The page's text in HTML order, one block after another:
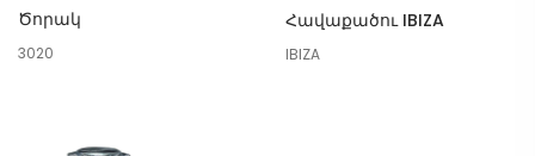
Ծորակ
3020
Հավաքածու IBIZA
IBIZA